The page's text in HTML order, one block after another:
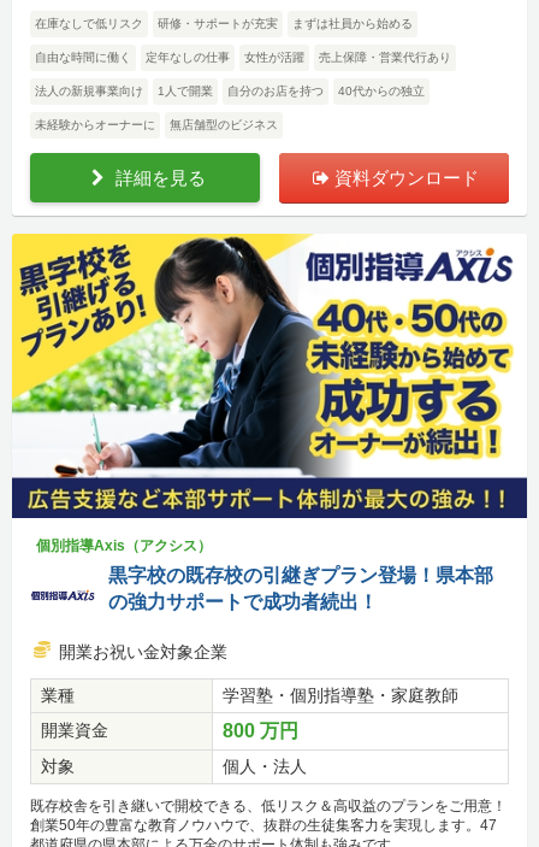
在庫なしで低リスク 研修・サポートが充実 まずは社員から始める
自由な時間に働く 定年なしの仕事 女性が活躍 売上保障・営業代行あり
法人の新規事業向け 1人で開業 自分のお店を持つ 40代からの独立
未経験からオーナーに 無店舗型のビジネス
詳細を見る 資料ダウンロード
個別指導Axis（アクシス）
黒字校の既存校の引継ぎプラン登場！県本部
の強力サポートで成功者続出！
開業お祝い金対象企業
業種
学習塾・個別指導塾・家庭教師
開業資金
800 万円
対象 個人・法人
既存校舎を引き継いで開校できる、低リスク＆高収益のプランをご用意！
創業50年の豊富な教育ノウハウで、抜群の生徒集客力を実現します。47